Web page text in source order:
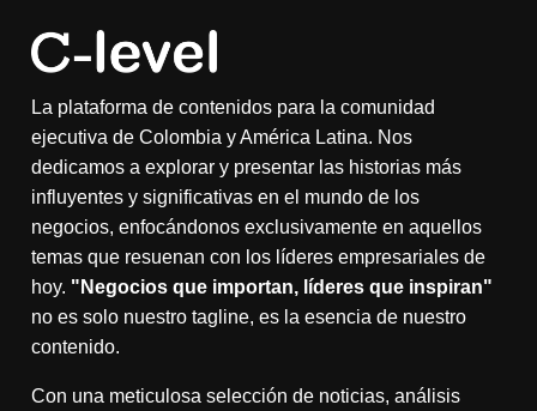
La plataforma de contenidos para la comunidad
ejecutiva de Colombia y América Latina. Nos
dedicamos a explorar y presentar las historias más
influyentes y significativas en el mundo de los
negocios, enfocándonos exclusivamente en aquellos
temas que resuenan con los líderes empresariales de
hoy. "Negocios que importan, líderes que inspiran"
no es solo nuestro tagline, es la esencia de nuestro
contenido.
Con una meticulosa selección de noticias, análisis